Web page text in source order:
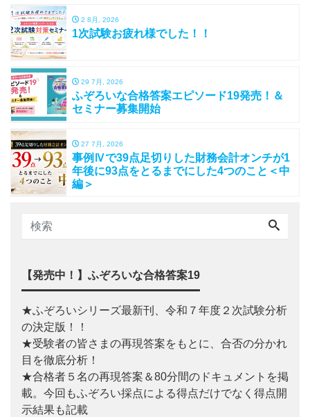
2 8月, 2026
1次試験お疲れ様でした！！
29 7月, 2026
ふぞろいな合格答案エピソード19発売！＆
セミナー募集開始
27 7月, 2026
事例Ⅳで39点足切りした財務会計オンチが1
年後に93点をとるまでにした4つのこと＜中
編＞
【発売中！】ふぞろいな合格答案19
★ふぞろいシリーズ最新刊、令和７年度２次試験分析
の決定版！！
★受験者の皆さまの再現答案をもとに、合否の分かれ
目を徹底分析！
★合格者５名の再現答案＆80分間のドキュメントを掲
載。今回もふぞろい採点による得点だけでなく得点開
示結果も記載